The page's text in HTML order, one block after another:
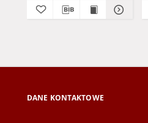
DANE KONTAKTOWE